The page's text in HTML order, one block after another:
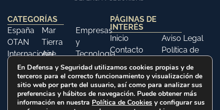
CATEGORÍAS
España
OTAN
Internacional
Opinión
Mar
Tierra
Aire
Libros
Empresas
y
Tecnología
Ferias y
Eventos
Historia
PÁGINAS DE
INTERÉS
Inicio
Contacto
Aviso Legal
Política de
Política de
Cookies
En Defensa y Seguridad utilizamos cookies propias y de
terceros para el correcto funcionamiento y visualización de
sitio web por parte del usuario, así como para analizar sus
preferencias y hábitos de navegación. Puede obtener más
información en nuestra Política de Cookies y configurar sus